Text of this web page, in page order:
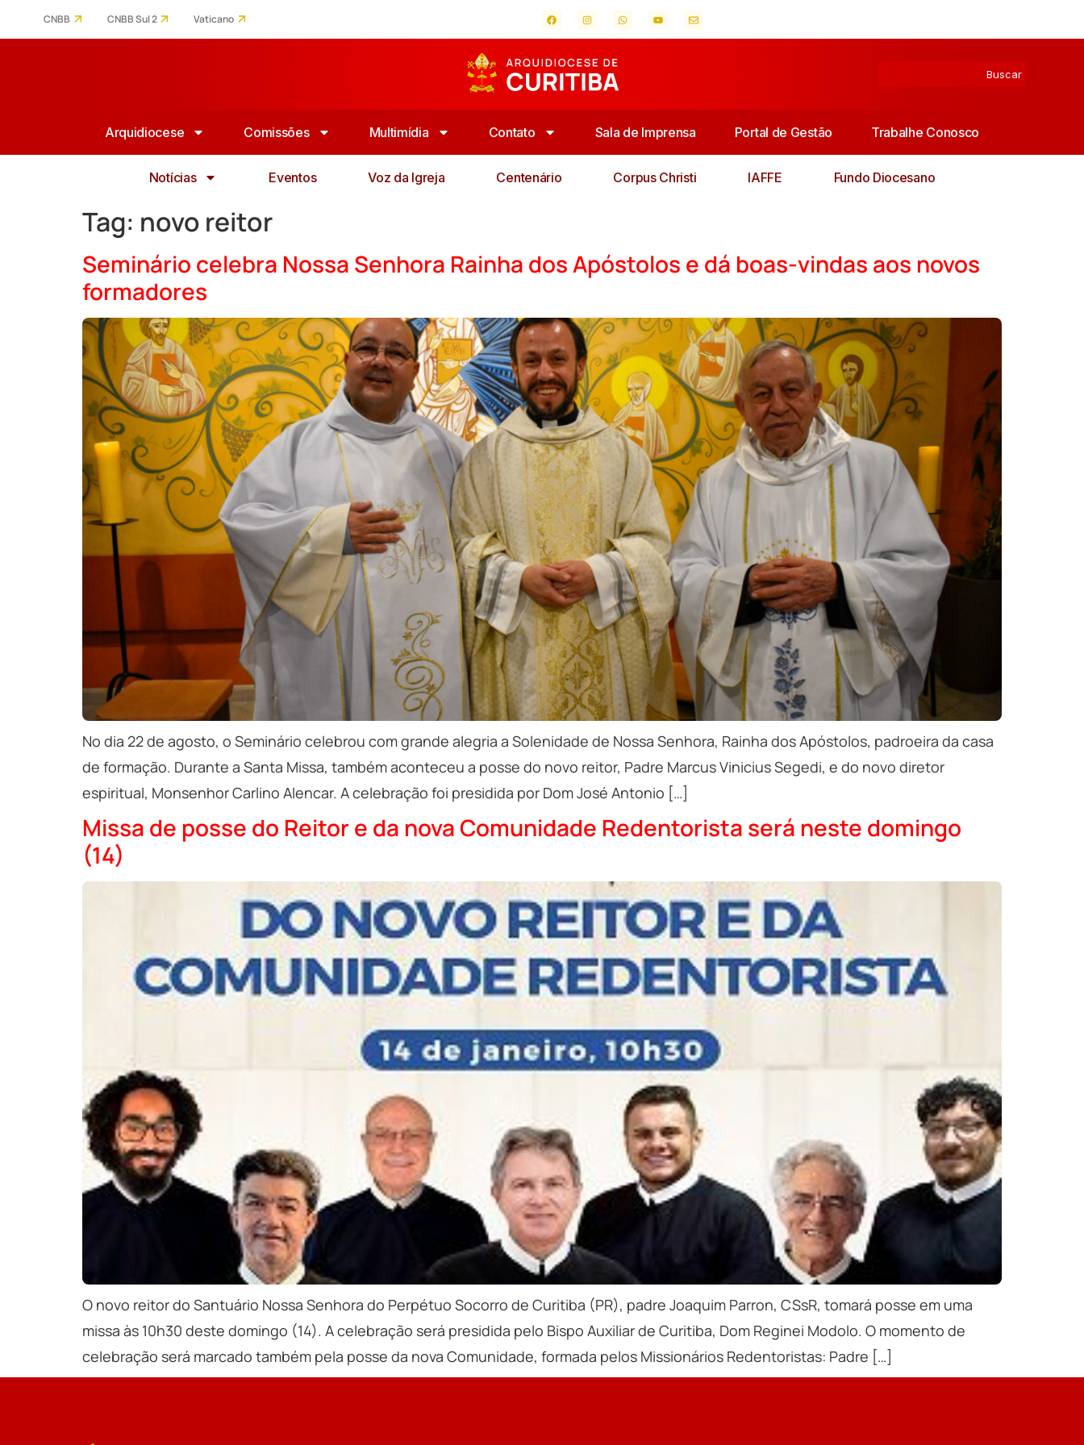
CNBB CNBB Sul 2 Vaticano
Arquidiocese Comissões Multimídia Contato Sala de Imprensa Portal de Gestão Trabalhe Conosco
Notícias Eventos Voz da Igreja Centenário Corpus Christi IAFFE Fundo Diocesano
Tag: novo reitor
Seminário celebra Nossa Senhora Rainha dos Apóstolos e dá boas-vindas aos novos
formadores
No dia 22 de agosto, o Seminário celebrou com grande alegria a Solenidade de Nossa Senhora, Rainha dos Apóstolos, padroeira da casa
de formação. Durante a Santa Missa, também aconteceu a posse do novo reitor, Padre Marcus Vinicius Segedi, e do novo diretor
espiritual, Monsenhor Carlino Alencar. A celebração foi presidida por Dom José Antonio […]
Missa de posse do Reitor e da nova Comunidade Redentorista será neste domingo
(14)
O novo reitor do Santuário Nossa Senhora do Perpétuo Socorro de Curitiba (PR), padre Joaquim Parron, CSsR, tomará posse em uma
missa às 10h30 deste domingo (14). A celebração será presidida pelo Bispo Auxiliar de Curitiba, Dom Reginei Modolo. O momento de
celebração será marcado também pela posse da nova Comunidade, formada pelos Missionários Redentoristas: Padre […]